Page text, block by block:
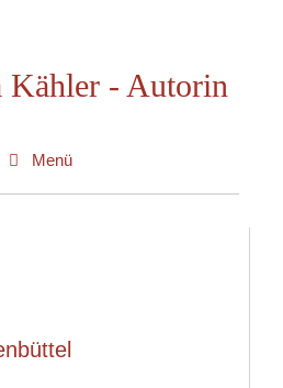
Kähler - Autorin
Menü